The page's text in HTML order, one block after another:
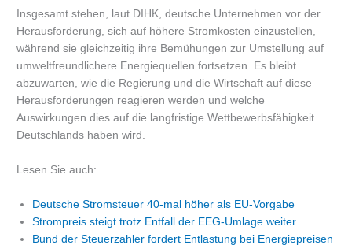
Insgesamt stehen, laut DIHK, deutsche Unternehmen vor der
Herausforderung, sich auf höhere Stromkosten einzustellen,
während sie gleichzeitig ihre Bemühungen zur Umstellung auf
umweltfreundlichere Energiequellen fortsetzen. Es bleibt
abzuwarten, wie die Regierung und die Wirtschaft auf diese
Herausforderungen reagieren werden und welche
Auswirkungen dies auf die langfristige Wettbewerbsfähigkeit
Deutschlands haben wird.
Lesen Sie auch:
Deutsche Stromsteuer 40-mal höher als EU-Vorgabe
Strompreis steigt trotz Entfall der EEG-Umlage weiter
Bund der Steuerzahler fordert Entlastung bei Energiepreisen